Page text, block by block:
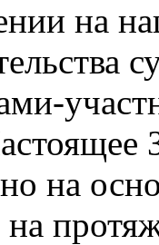
на
на